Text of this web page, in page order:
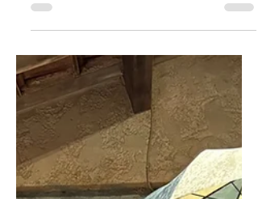
superbe journée. Un grand merci à tous les
participants ! Découvrez les photos de
l'événement ci-dessous 👇📸 Copyright :
K.Markowiak@villedesixfours